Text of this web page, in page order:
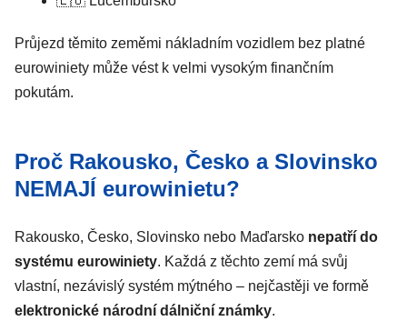
Průjezd těmito zeměmi nákladním vozidlem bez platné
eurowiniety může vést k velmi vysokým finančním
pokutám.
Proč Rakousko, Česko a Slovinsko
NEMAJÍ eurowinietu?
Rakousko, Česko, Slovinsko nebo Maďarsko nepatří do
systému eurowiniety. Každá z těchto zemí má svůj
vlastní, nezávislý systém mýtného – nejčastěji ve formě
elektronické národní dálniční známky.